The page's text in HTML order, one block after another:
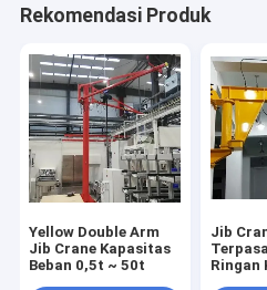
Rekomendasi Produk
Yellow Double Arm
Jib Crane Kapasitas
Beban 0,5t ~ 50t
Jib
Ringan